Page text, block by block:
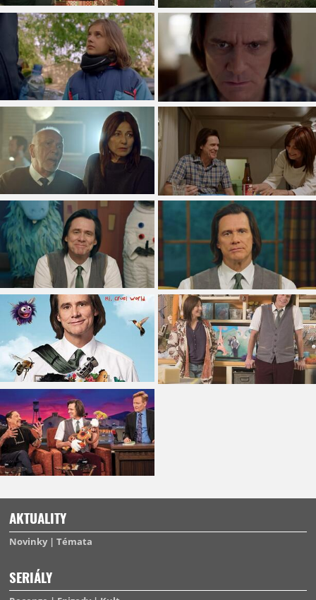
AKTUALITY
Novinky Témata
SERIÁLY